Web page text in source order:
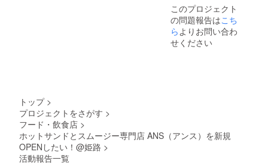
3月末ま
で
※NMLサ
プリに
ついて
物等の
食品表
このプロジェクト
の問題報告はこち
ら よりお問い合わ
せください
トップ >
プロジェクトをさがす >
フード・飲食店 >
ホットサンドとスムージー専門店 ANS（アンス）を新規
OPENしたい！@姫路 >
活動報告一覧